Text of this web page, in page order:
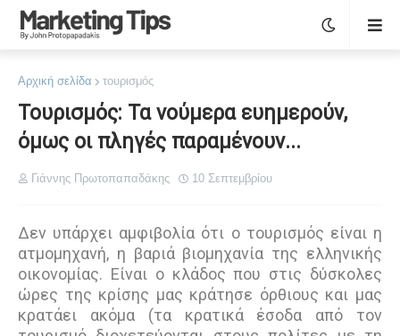
Αρχική σελίδα τουρισμός
Τουρισμός: Τα νούμερα ευημερούν,
όμως οι πληγές παραμένουν...
Γιάννης Πρωτοπαπαδάκης 10 Σεπτεμβρίου
Δεν υπάρχει αμφιβολία ότι ο τουρισμός είναι η
ατμομηχανή, η βαριά βιομηχανία της ελληνικής
οικονομίας. Είναι ο κλάδος που στις δύσκολες
ώρες της κρίσης μας κράτησε όρθιους και μας
κρατάει ακόμα (τα κρατικά έσοδα από τον